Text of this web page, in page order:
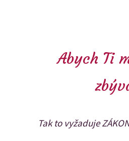
Abych Ti
Tak to vyžaduje